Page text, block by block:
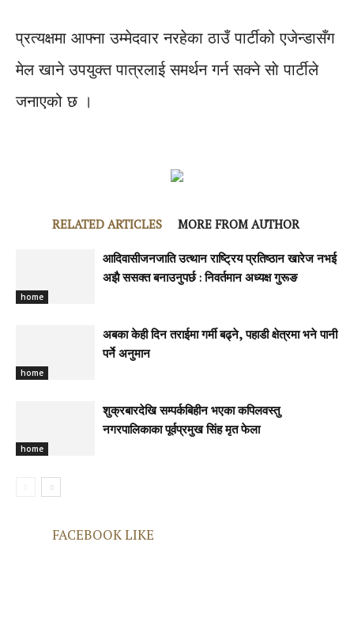
प्रत्यक्षमा आफ्ना उम्मेदवार नरहेका ठाउँ पार्टीको एजेन्डासँग
मेल खाने उपयुक्त पात्रलाई समर्थन गर्न सक्ने साे पार्टीले
जनाएको छ ।
RELATED ARTICLES MORE FROM AUTHOR
home
आदिवासीजनजाति उत्थान राष्ट्रिय प्रतिष्ठान खारेज नभई
अझै ससक्त बनाउनुपर्छ : निवर्तमान अध्यक्ष गुरूङ
home
अबका केही दिन तराईमा गर्मी बढ्ने, पहाडी क्षेत्रमा भने पानी
पर्ने अनुमान
home
शुक्रबारदेखि सम्पर्कबिहीन भएका कपिलवस्तु
नगरपालिकाका पूर्वप्रमुख सिंह मृत फेला
FACEBOOK LIKE